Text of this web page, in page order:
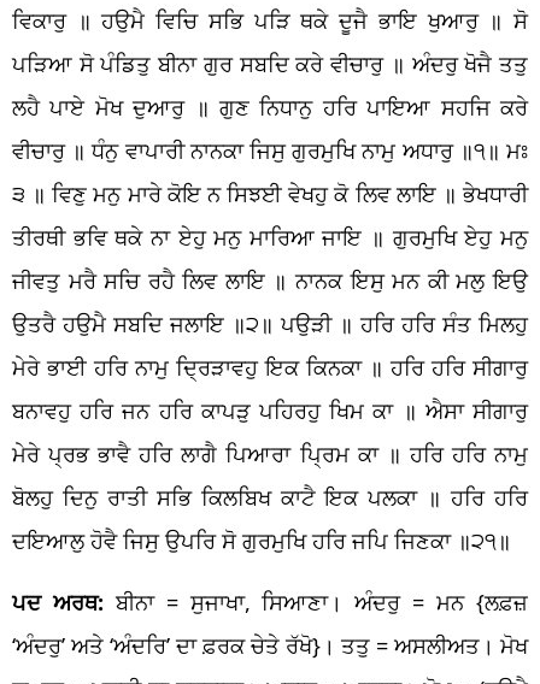
ਵਿਕਾਰੁ ॥ ਹਉਮੈ ਵਿਚਿ ਸਭਿ ਪੜਿ ਥਕੇ ਦੂਜੈ ਭਾਇ ਖੁਆਰੁ ॥ ਸੋ
ਪੜਿਆ ਸੋ ਪੰਡਿਤੁ ਬੀਨਾ ਗੁਰ ਸਬਦਿ ਕਰੇ ਵੀਚਾਰੁ ॥ ਅੰਦਰੁ ਖੋਜੈ ਤਤੁ
ਲਹੈ ਪਾਏ ਮੋਖ ਦੁਆਰੁ ॥ ਗੁਣ ਨਿਧਾਨੁ ਹਰਿ ਪਾਇਆ ਸਹਜਿ ਕਰੇ
ਵੀਚਾਰੁ ॥ ਧੰਨੁ ਵਾਪਾਰੀ ਨਾਨਕਾ ਜਿਸੁ ਗੁਰਮੁਖਿ ਨਾਮੁ ਅਧਾਰੁ ॥੧॥ ਮਃ
੩ ॥ ਵਿਣੁ ਮਨੁ ਮਾਰੇ ਕੋਇ ਨ ਸਿਝਈ ਵੇਖਹੁ ਕੋ ਲਿਵ ਲਾਇ ॥ ਭੇਖਧਾਰੀ
ਤੀਰਥੀ ਭਵਿ ਥਕੇ ਨਾ ਏਹੁ ਮਨੁ ਮਾਰਿਆ ਜਾਇ ॥ ਗੁਰਮੁਖਿ ਏਹੁ ਮਨੁ
ਜੀਵਤੁ ਮਰੈ ਸਚਿ ਰਹੈ ਲਿਵ ਲਾਇ ॥ ਨਾਨਕ ਇਸੁ ਮਨ ਕੀ ਮਲੁ ਇਉ
ਉਤਰੈ ਹਉਮੈ ਸਬਦਿ ਜਲਾਇ ॥੨॥ ਪਉੜੀ ॥ ਹਰਿ ਹਰਿ ਸੰਤ ਮਿਲਹੁ
ਮੇਰੇ ਭਾਈ ਹਰਿ ਨਾਮੁ ਦ੍ਰਿੜਾਵਹੁ ਇਕ ਕਿਨਕਾ ॥ ਹਰਿ ਹਰਿ ਸੀਗਾਰੁ
ਬਨਾਵਹੁ ਹਰਿ ਜਨ ਹਰਿ ਕਾਪੜੁ ਪਹਿਰਹੁ ਖਿਮ ਕਾ ॥ ਐਸਾ ਸੀਗਾਰੁ
ਮੇਰੇ ਪ੍ਰਭ ਭਾਵੈ ਹਰਿ ਲਾਗੈ ਪਿਆਰਾ ਪ੍ਰਿਮ ਕਾ ॥ ਹਰਿ ਹਰਿ ਨਾਮੁ
ਬੋਲਹੁ ਦਿਨੁ ਰਾਤੀ ਸਭਿ ਕਿਲਬਿਖ ਕਾਟੈ ਇਕ ਪਲਕਾ ॥ ਹਰਿ ਹਰਿ
ਦਇਆਲੁ ਹੋਵੈ ਜਿਸੁ ਉਪਰਿ ਸੋ ਗੁਰਮੁਖਿ ਹਰਿ ਜਪਿ ਜਿਣਕਾ ॥੨੧॥
ਪਦ ਅਰਥ: ਬੀਨਾ = ਸੁਜਾਖਾ, ਸਿਆਣਾ। ਅੰਦਰੁ = ਮਨ {ਲਫ਼ਜ਼
‘ਅੰਦਰੁ’ ਅਤੇ ‘ਅੰਦਰਿ’ ਦਾ ਫ਼ਰਕ ਚੇਤੇ ਰੱਖੋ}। ਤਤੁ = ਅਸਲੀਅਤ। ਮੋਖ